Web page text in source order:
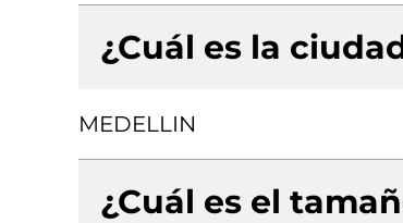
¿Cuál es la
MEDELLIN
¿Cuál es el